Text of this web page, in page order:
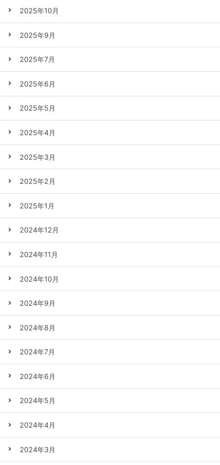
2025年10月
2025年9月
2025年7月
2025年6月
2025年5月
2025年4月
2025年3月
2025年2月
2025年1月
2024年12月
2024年11月
2024年10月
2024年9月
2024年8月
2024年7月
2024年6月
2024年5月
2024年4月
2024年3月